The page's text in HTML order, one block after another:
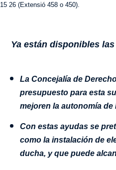
15 26 (Extensió 458 o 450).
Ya están disponibles
La Concejalía de
presupuesto para esta
mejoren la autonomía
Con estas ayudas se
como la instalación de
ducha, y que puede